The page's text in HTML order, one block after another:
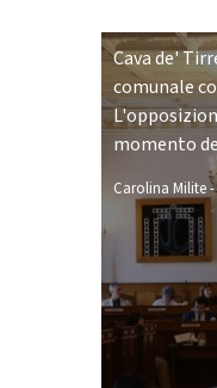
Cava de'
comunale
momento
Carolina Milite-